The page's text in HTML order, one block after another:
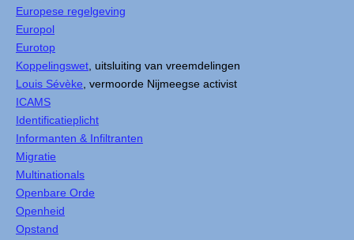
Europese regelgeving
Europol
Eurotop
Koppelingswet , uitsluiting van vreemdelingen
Louis Sévèke , vermoorde Nijmeegse activist
ICAMS
Identificatieplicht
Informanten & Infiltranten
Migratie
Multinationals
Openbare Orde
Openheid
Opstand